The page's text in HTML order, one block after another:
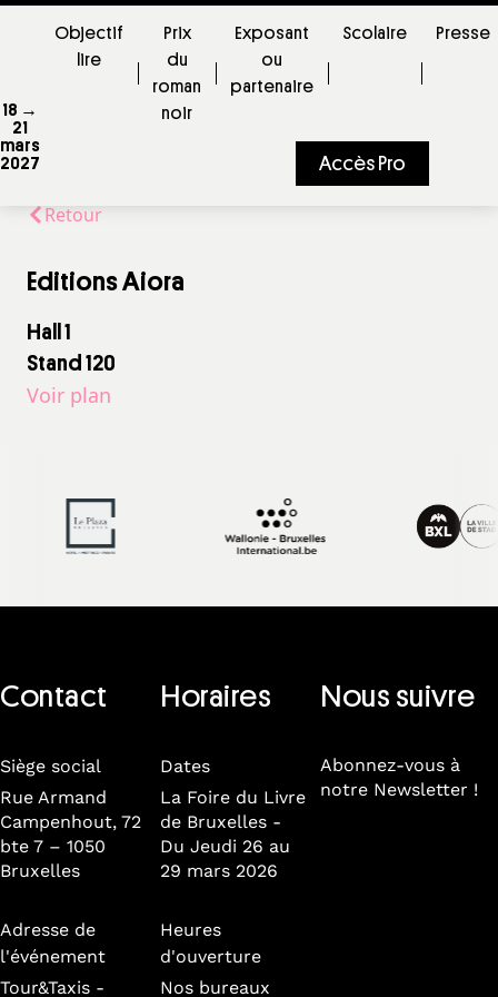
18 →
21
mars
2027
Objectif
lire
Prix
du
roman
noir
Exposant
ou
partenaire
Scolaire Presse
Accès Pro
Retour
Editions Aiora
Hall 1
Stand 120
Voir plan
Contact
Siège social
Rue Armand
Campenhout, 72
bte 7 – 1050
Bruxelles
Adresse de
l'événement
Tour&Taxis -
Horaires
Dates
La Foire du Livre
de Bruxelles -
Du Jeudi 26 au
29 mars 2026
Heures
d'ouverture
Nos bureaux
Nous suivre
Abonnez-vous à
notre Newsletter !